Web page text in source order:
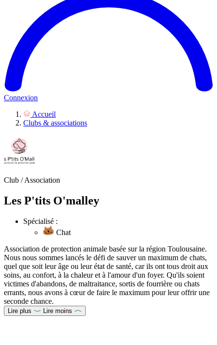
Connexion
Accueil
Clubs & associations
Club / Association
Les P'tits O'malley
Spécialisé :
Chat
Association de protection animale basée sur la région Toulousaine.
Nous nous sommes lancés le défi de sauver un maximum de chats,
quel que soit leur âge ou leur état de santé, car ils ont tous droit aux
soins, au confort, à la chaleur et à l'amour d'un foyer. Qu'ils soient
victimes d'abandons, de maltraitance, sortis de fourrière ou chats
errants, nous avons à cœur de faire le maximum pour leur offrir une
seconde chance.
Lire plus Lire moins